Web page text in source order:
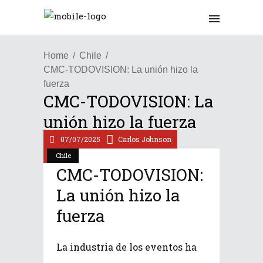
Home
Chile
CMC-TODOVISION: La unión hizo la
fuerza
CMC-TODOVISION: La
unión hizo la fuerza
Chile
07/07/2025 Carlos Johnson
CMC-TODOVISION:
La unión hizo la
fuerza
La industria de los eventos ha